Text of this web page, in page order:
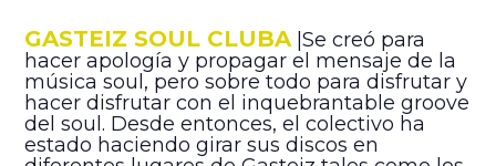
GASTEIZ SOUL CLUBA|Se creó para
hacer apología y propagar el mensaje de la
música soul, pero sobre todo para disfrutar y
hacer disfrutar con el inquebrantable groove
del soul. Desde entonces, el colectivo ha
estado haciendo girar sus discos en